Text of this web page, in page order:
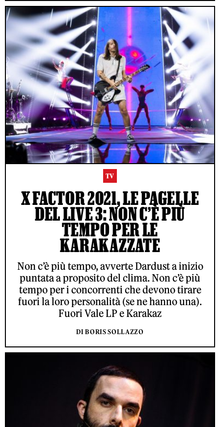
TV
X FACTOR 2021, LE PAGELLE
DEL LIVE 3: NON C’È PIÙ
TEMPO PER LE
KARAKAZZATE
Non c’è più tempo, avverte Dardust a inizio
puntata a proposito del clima. Non c’è più
tempo per i concorrenti che devono tirare
fuori la loro personalità (se ne hanno una).
Fuori Vale LP e Karakaz
DI BORIS SOLLAZZO